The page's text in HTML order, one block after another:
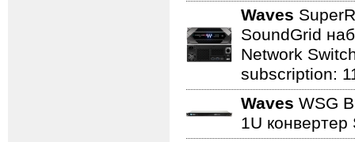
Waves
SoundGrid
Network
subscription:
Waves WSG
1U